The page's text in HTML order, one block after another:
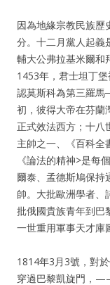
因為地緣宗教民族歷
分。十二月黨人起義
輔大公弗拉基米爾和
1453年，君士坦丁
認莫斯科為第三羅
初，彼得大帝在芬蘭
正式效法西方；十八
主帥之一、《百科全
《論法的精神>是每
爾泰、孟德斯鳩保持
帥。大批歐洲學者、
批俄國貴族青年到巴
一世重用軍事天才庫
1814年3月3號，對
穿過巴黎凱旋門，